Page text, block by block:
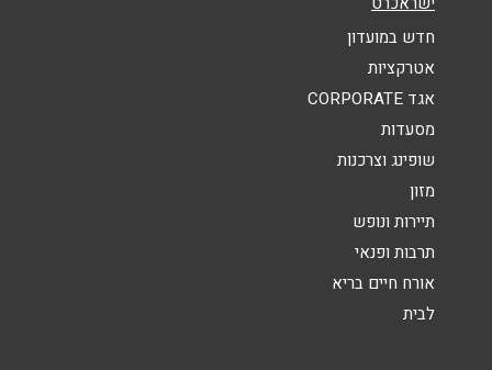
חדש במועדון
אטרקציות
אגד CORPORATE
מסעדות
שופינג וצרכנות
מזון
תיירות ונופש
תרבות ופנאי
אורח חיים בריא
לבית